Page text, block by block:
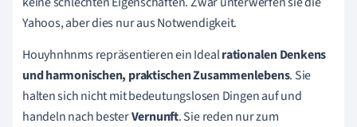
Yahoos, aber dies nur aus Notwendigkeit.
Houyhnhnms repräsentieren ein Idealrationalen Denkens
und harmonischen, praktischen Zusammenlebens. Sie
halten sich nicht mit bedeutungslosen Dingen auf und
handeln nach besterVernunft. Sie reden nur zum